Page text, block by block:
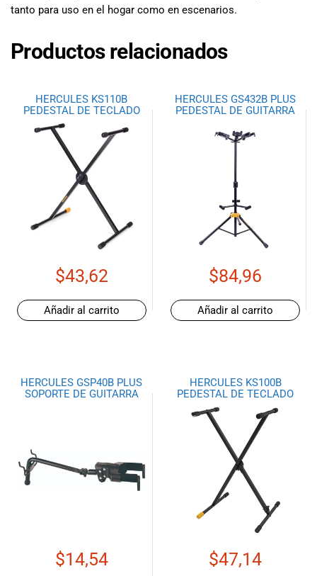
tanto para uso en el hogar como en escenarios.
Productos relacionados
HERCULES KS110B
PEDESTAL DE TECLADO
$43,62
Añadir al carrito
HERCULES GS432B PLUS
PEDESTAL DE GUITARRA
$84,96
Añadir al carrito
HERCULES GSP40B PLUS
SOPORTE DE GUITARRA
$14,54
HERCULES KS100B
PEDESTAL DE TECLADO
$47,14